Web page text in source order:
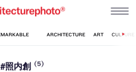
#照内創 (5)